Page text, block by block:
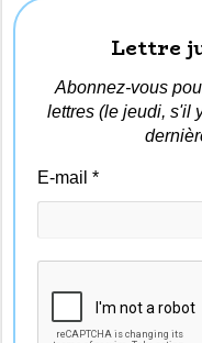
Lettre
Abonnez-vous
lettres (le jeudi, s'il
E-mail*